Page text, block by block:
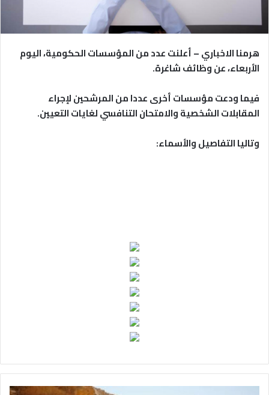
هرمنا الاخباري – أعلنت عدد من المؤسسات الحكومية، اليوم
الأربعاء، عن وظائف شاغرة.
فيما ودعت مؤسسات أخرى عددا من المرشحين لإجراء
المقابلات الشخصية والامتحان التنافسي لغايات التعيين.
وتاليا التفاصيل والأسماء: